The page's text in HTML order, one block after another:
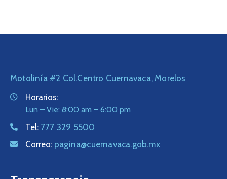
Motolinía #2 Col.Centro Cuernavaca, Morelos
Horarios:
Lun – Vie: 8:00 am – 6:00 pm
Tel: 777 329 5500
Correo: pagina@cuernavaca.gob.mx